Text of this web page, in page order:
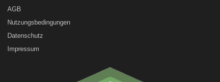
AGB
Nutzungsbedingungen
Datenschutz
Impressum